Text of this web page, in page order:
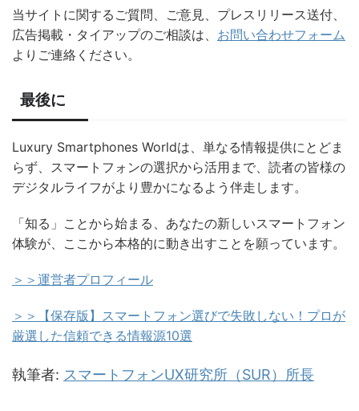
当サイトに関するご質問、ご意見、プレスリリース送付、
広告掲載・タイアップのご相談は、 お問い合わせフォーム
よりご連絡ください。
最後に
Luxury Smartphones Worldは、単なる情報提供にとどま
らず、スマートフォンの選択から活用まで、読者の皆様の
デジタルライフがより豊かになるよう伴走します。
「知る」ことから始まる、あなたの新しいスマートフォン
体験が、ここから本格的に動き出すことを願っています。
＞＞運営者プロフィール
＞＞【保存版】スマートフォン選びで失敗しない！プロが
厳選した信頼できる情報源10選
執筆者: スマートフォンUX研究所（SUR）所長